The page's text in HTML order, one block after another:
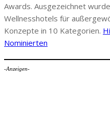
Awards. Ausgezeichnet
Wellnesshotels für
Konzepte in 10 Kategorien.
Nominierten
-Anzeigen-